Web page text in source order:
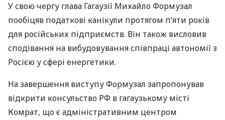
У свою чергу глава Гагаузії Михайло Формузал
пообіцяв податкові канікули протягом п’яти років
для російських підприємств. Він також висловив
сподівання на вибудовування співпраці автономії з
Росією у сфері енергетики.
На завершення виступу Формузал запропонував
відкрити консульство РФ в гагаузькому місті
Комрат, що є адміністративним центром